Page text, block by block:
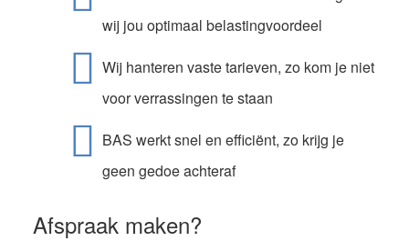
wij jou optimaal belastingvoordeel
Wij hanteren vaste tarieven, zo kom je niet
voor verrassingen te staan
BAS werkt snel en efficiënt, zo krijg je
geen gedoe achteraf
Afspraak maken?